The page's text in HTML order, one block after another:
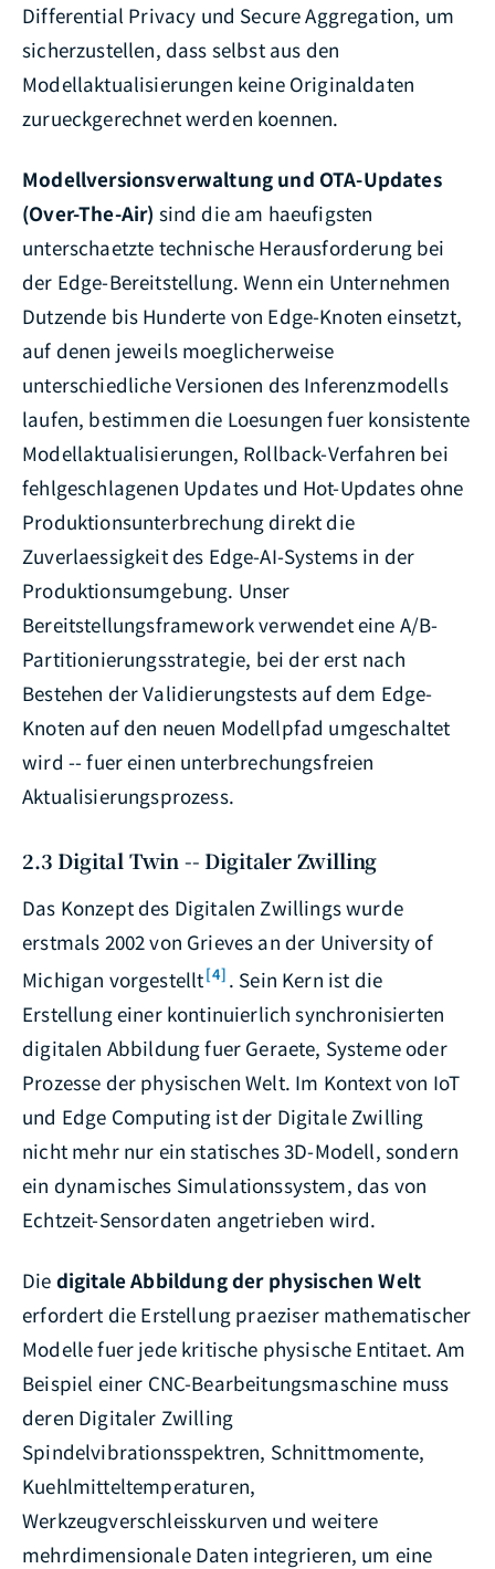
Differential Privacy und Secure Aggregation, um
sicherzustellen, dass selbst aus den
Modellaktualisierungen keine Originaldaten
zurueckgerechnet werden koennen.
Modellversionsverwaltung und OTA-Updates
(Over-The-Air) sind die am haeufigsten
unterschaetzte technische Herausforderung bei
der Edge-Bereitstellung. Wenn ein Unternehmen
Dutzende bis Hunderte von Edge-Knoten einsetzt,
auf denen jeweils moeglicherweise
unterschiedliche Versionen des Inferenzmodells
laufen, bestimmen die Loesungen fuer konsistente
Modellaktualisierungen, Rollback-Verfahren bei
fehlgeschlagenen Updates und Hot-Updates ohne
Produktionsunterbrechung direkt die
Zuverlaessigkeit des Edge-AI-Systems in der
Produktionsumgebung. Unser
Bereitstellungsframework verwendet eine A/B-
Partitionierungsstrategie, bei der erst nach
Bestehen der Validierungstests auf dem Edge-
Knoten auf den neuen Modellpfad umgeschaltet
wird -- fuer einen unterbrechungsfreien
Aktualisierungsprozess.
2.3 Digital Twin -- Digitaler Zwilling
Das Konzept des Digitalen Zwillings wurde
erstmals 2002 von Grieves an der University of
Michigan vorgestellt[4] . Sein Kern ist die
Erstellung einer kontinuierlich synchronisierten
digitalen Abbildung fuer Geraete, Systeme oder
Prozesse der physischen Welt. Im Kontext von IoT
und Edge Computing ist der Digitale Zwilling
nicht mehr nur ein statisches 3D-Modell, sondern
ein dynamisches Simulationssystem, das von
Echtzeit-Sensordaten angetrieben wird.
Die digitale Abbildung der physischen Welt
erfordert die Erstellung praeziser mathematischer
Modelle fuer jede kritische physische Entitaet. Am
Beispiel einer CNC-Bearbeitungsmaschine muss
deren Digitaler Zwilling
Spindelvibrationsspektren, Schnittmomente,
Kuehlmitteltemperaturen,
Werkzeugverschleisskurven und weitere
mehrdimensionale Daten integrieren, um eine